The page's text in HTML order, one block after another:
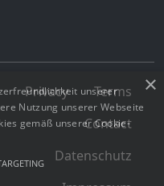
Privacy
Terms
Contact
Datenschutz
×
unserer
Nutzung unserer Webseite
gemäß unserer Cookie-